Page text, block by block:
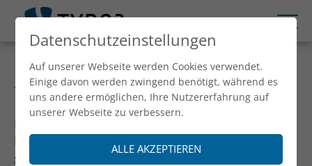
DATENSCHUTZ
Text für die Datenschutzerklärung.
Muss vom Kunden geliefert werden.
Hier kann eine Datenschutzerklärung kostenpflichtig
generiert werden:
Datenschutzeinstellungen
Auf unserer Webseite werden Cookies verwendet.
Einige davon werden zwingend benötigt, während es
uns andere ermöglichen, Ihre Nutzererfahrung auf
unserer Webseite zu verbessern.
ALLE AKZEPTIEREN